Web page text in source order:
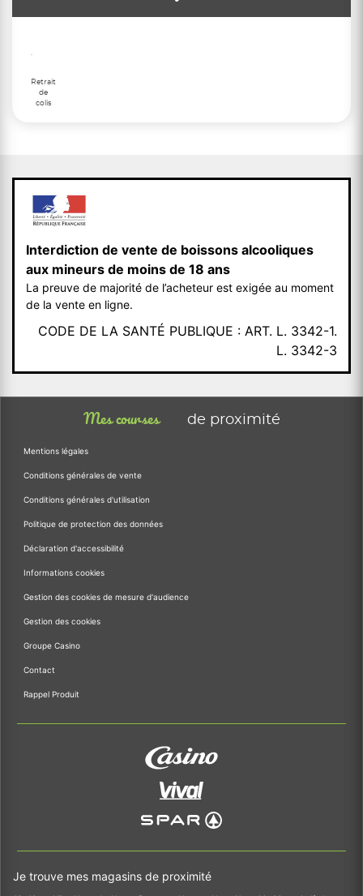
Retrait
de
colis
Interdiction de vente de boissons alcooliques
aux mineurs de moins de 18 ans
La preuve de majorité de l’acheteur est exigée au moment
de la vente en ligne.
CODE DE LA SANTÉ PUBLIQUE : ART. L. 3342-1.
L. 3342-3
Mes courses de proximité
Mentions légales
Conditions générales de vente
Conditions générales d'utilisation
Politique de protection des données
Déclaration d'accessibilité
Informations cookies
Gestion des cookies de mesure d'audience
Gestion des cookies
Groupe Casino
Contact
Rappel Produit
Je trouve mes magasins de proximité